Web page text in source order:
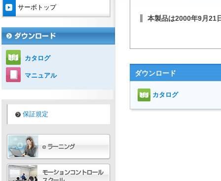
本製品は2000年9月21
ダウンロード
カタログ
サーボトップ
カタログ
マニュアル
保証規定